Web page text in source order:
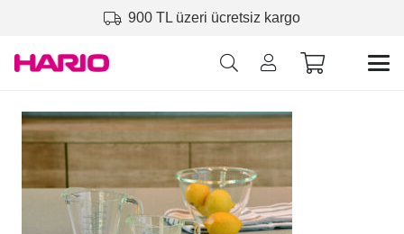
900 TL üzeri ücretsiz kargo